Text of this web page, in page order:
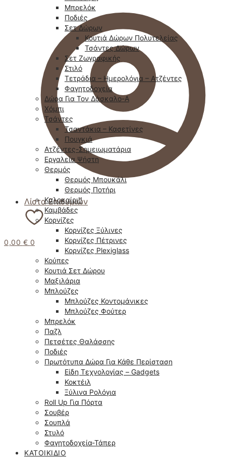
Λίστα Επιθυμιών
0,00 € 0
Μπρελόκ
Ποδιές
Σετ Δώρων
Κουτιά Δώρων Πολυτελείας
Τσάντες Δώρων
Σετ Ζωγραφικής
Στιλό
Τετράδια – Ημερολόγια – Ατζέντες
Φαγητοδοχεία
Δώρα Για Τον Δάσκαλο-Α
Χόμπι
Τσάντες
Τσαντάκια – Κασετίνες
Πουγκιά
Ατζέντες-Σημειωματάρια
Εργαλεία Ψήστη
Θερμός
Θερμός Μπουκάλι
Θερμός Ποτήρι
Καλοκαίρι!!
Καμβάδες
Κορνίζες
Κορνίζες Ξύλινες
Κορνίζες Πέτρινες
Κορνίζες Plexiglass
Κούπες
Κουτιά Σετ Δώρου
Μαξιλάρια
Μπλούζες
Μπλούζες Κοντομάνικες
Μπλούζες Φούτερ
Μπρελόκ
Παζλ
Πετσέτες Θαλάσσης
Ποδιές
Πρωτότυπα Δώρα Για Κάθε Περίσταση
Είδη Τεχνολογίας – Gadgets
Κοκτέιλ
Ξύλινα Ρολόγια
Roll Up Για Πόρτα
Σουβέρ
Σουπλά
Στυλό
Φαγητοδοχεία-Τάπερ
ΚΑΤΟΙΚΊΔΙΟ